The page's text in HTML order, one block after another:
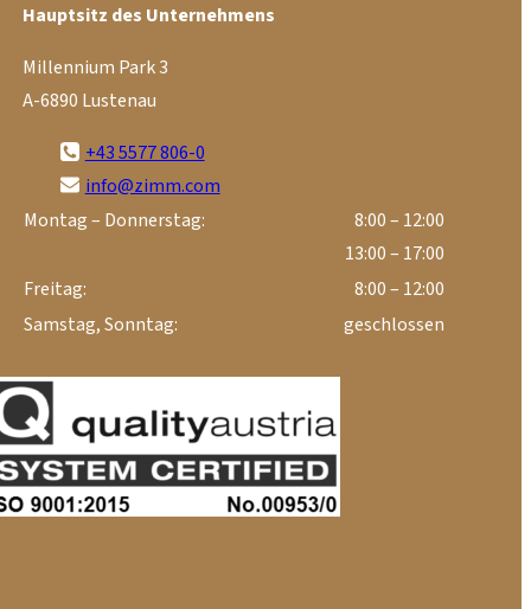
Hauptsitz des Unternehmens
Millennium Park 3
A-6890 Lustenau
+43 5577 806-0
info@zimm.com
Montag – Donnerstag:
8:00 – 12:00
13:00 – 17:00
Freitag:
8:00 – 12:00
Samstag, Sonntag:
geschlossen